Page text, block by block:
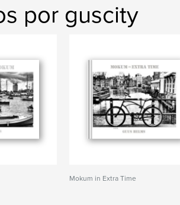
por guscity
Mokum in Extra Time